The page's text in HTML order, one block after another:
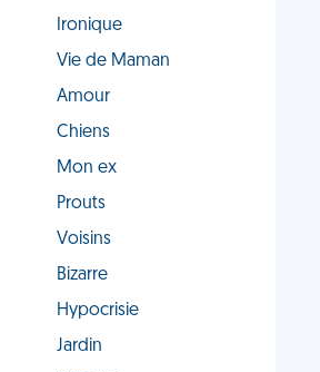
Ironique
Vie de Maman
Amour
Chiens
Mon ex
Prouts
Voisins
Bizarre
Hypocrisie
Jardin